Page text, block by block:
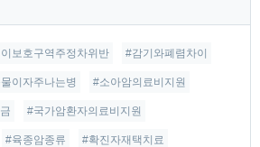
보호구역주정차위반 #감기와폐렴차이
이자주나는병 #소아암의료비지원
#국가암환자의료비지원
#육종암종류 #확진자재택치료